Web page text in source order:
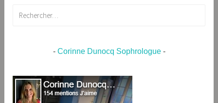
- Corinne Dunocq Sophrologue-